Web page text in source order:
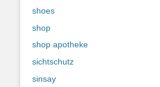
shoes
shop
shop apotheke
sichtschutz
sinsay